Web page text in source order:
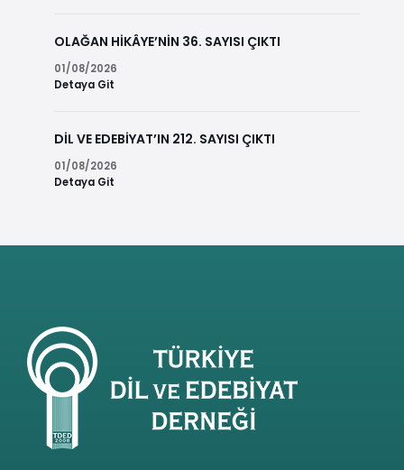
OLAĞAN HİKÂYE’NİN 36. SAYISI ÇIKTI
01/08/2026
Detaya Git
DİL VE EDEBİYAT’IN 212. SAYISI ÇIKTI
01/08/2026
Detaya Git